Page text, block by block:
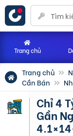
Trang chủ
Cần Bán
Chỉ 4 Tỷ Hơn- Bán Nhà Quận 7–
Gần
Trang chủ